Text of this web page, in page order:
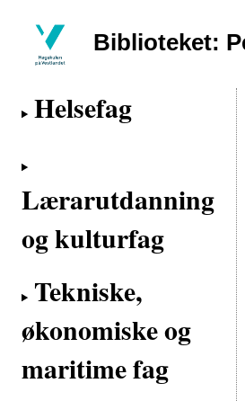
Biblioteket:
Helsefag
Lærarutdanning
og kulturfag
Tekniske,
økonomiske og
maritime fag